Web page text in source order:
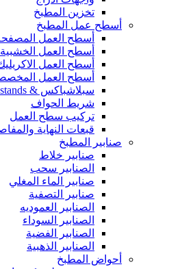
تخزين المطبخ
أسطح عمل المطبخ
أسطح العمل
أسطح العمل الخشبية
أسطح العمل
أسطح العمل
سبلاشباكس & upstands
شريط الحواف
تركيب سطح العمل
قبعات النهاية
صنابير المطبخ
صنابير خلاط
الصنابير سحب
صنابير الماء المغلي
صنابير التصفية
الصنابير العموديه
الصنابير السوداء
الصنابير الفضية
الصنابير الذهبية
أحواض المطبخ